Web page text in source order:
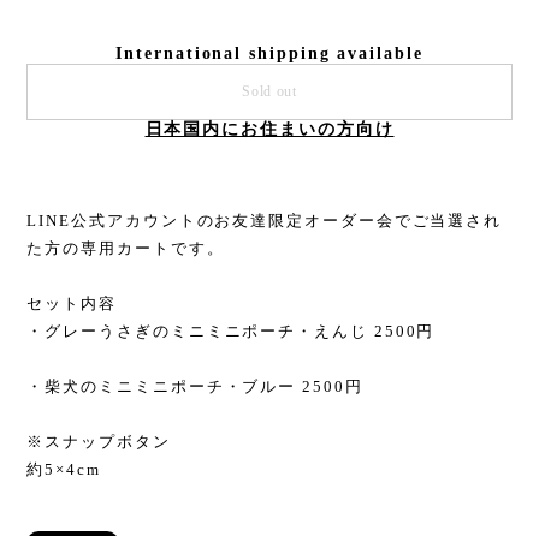
International shipping available
Sold out
日本国内にお住まいの方向け
LINE公式アカウントのお友達限定オーダー会でご当選され
た方の専用カートです。
セット内容
・グレーうさぎのミニミニポーチ・えんじ 2500円
・柴犬のミニミニポーチ・ブルー 2500円
※スナップボタン
約5×4cm